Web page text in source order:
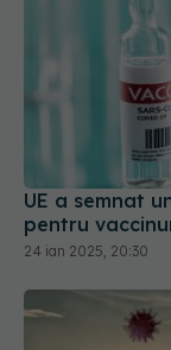
UE a semnat
pentru
24 ian 2025, 20:30